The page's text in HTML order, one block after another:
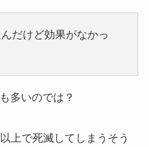
だけど効果がなかっ
多いのでは？
上で死滅してしまうそう